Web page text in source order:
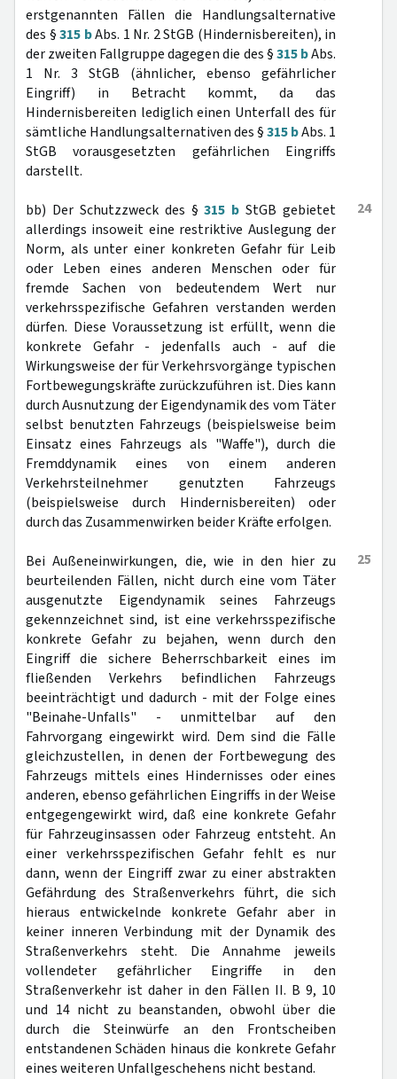
erstgenannten Fällen die Handlungsalternative
des §315 bAbs. 1 Nr. 2 StGB (Hindernisbereiten), in
der zweiten Fallgruppe dagegen die des §315 bAbs.
1 Nr. 3 StGB (ähnlicher, ebenso gefährlicher
Eingriff) in Betracht kommt, da das
Hindernisbereiten lediglich einen Unterfall des für
sämtliche Handlungsalternativen des §315 bAbs. 1
StGB vorausgesetzten gefährlichen Eingriffs
darstellt.
24
bb) Der Schutzzweck des §315 b StGB gebietet
allerdings insoweit eine restriktive Auslegung der
Norm, als unter einer konkreten Gefahr für Leib
oder Leben eines anderen Menschen oder für
fremde Sachen von bedeutendem Wert nur
verkehrsspezifische Gefahren verstanden werden
dürfen. Diese Voraussetzung ist erfüllt, wenn die
konkrete Gefahr - jedenfalls auch - auf die
Wirkungsweise der für Verkehrsvorgänge typischen
Fortbewegungskräfte zurückzuführen ist. Dies kann
durch Ausnutzung der Eigendynamik des vom Täter
selbst benutzten Fahrzeugs (beispielsweise beim
Einsatz eines Fahrzeugs als "Waffe"), durch die
Fremddynamik eines von einem anderen
Verkehrsteilnehmer genutzten Fahrzeugs
(beispielsweise durch Hindernisbereiten) oder
durch das Zusammenwirken beider Kräfte erfolgen.
25
Bei Außeneinwirkungen, die, wie in den hier zu
beurteilenden Fällen, nicht durch eine vom Täter
ausgenutzte Eigendynamik seines Fahrzeugs
gekennzeichnet sind, ist eine verkehrsspezifische
konkrete Gefahr zu bejahen, wenn durch den
Eingriff die sichere Beherrschbarkeit eines im
fließenden Verkehrs befindlichen Fahrzeugs
beeinträchtigt und dadurch - mit der Folge eines
"Beinahe-Unfalls" - unmittelbar auf den
Fahrvorgang eingewirkt wird. Dem sind die Fälle
gleichzustellen, in denen der Fortbewegung des
Fahrzeugs mittels eines Hindernisses oder eines
anderen, ebenso gefährlichen Eingriffs in der Weise
entgegengewirkt wird, daß eine konkrete Gefahr
für Fahrzeuginsassen oder Fahrzeug entsteht. An
einer verkehrsspezifischen Gefahr fehlt es nur
dann, wenn der Eingriff zwar zu einer abstrakten
Gefährdung des Straßenverkehrs führt, die sich
hieraus entwickelnde konkrete Gefahr aber in
keiner inneren Verbindung mit der Dynamik des
Straßenverkehrs steht. Die Annahme jeweils
vollendeter gefährlicher Eingriffe in den
Straßenverkehr ist daher in den Fällen II. B 9, 10
und 14 nicht zu beanstanden, obwohl über die
durch die Steinwürfe an den Frontscheiben
entstandenen Schäden hinaus die konkrete Gefahr
eines weiteren Unfallgeschehens nicht bestand.